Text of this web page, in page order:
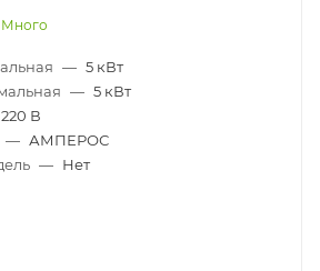
Много
— 5 кВт
— 5 кВт
220 В
— АМПЕРОС
— Нет